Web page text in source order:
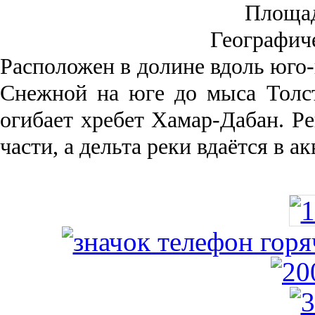
Рас­положен в долине вдоль
Снежной на юге до мыса
огибает хребет Хамар-Дабан.
части, а дельта реки вда­ётся в